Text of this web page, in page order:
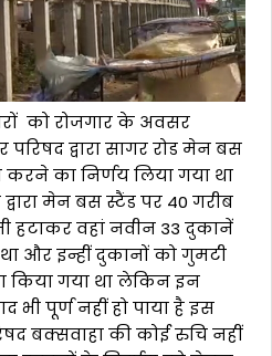
को रोजगार के अवसर
द्वारा सागर रोड मेन बस
करने का निर्णय लिया गया था
मेन बस स्टैंड पर 40 गरीब
हटाकर वहां नवीन 33 दुकानें
और इन्हीं दुकानों को गुमटी
किया गया था लेकिन इन
भी पूर्ण नहीं हो पाया है इस
बक्सवाहा की कोई रुचि नहीं